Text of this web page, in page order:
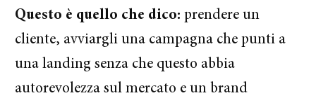
Questo è quello che dico: prendere un
cliente, avviargli una campagna che punti a
una landing senza che questo abbia
autorevolezza sul mercato e un brand